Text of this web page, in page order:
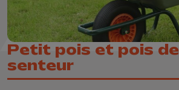
Petit pois et pois de
senteur